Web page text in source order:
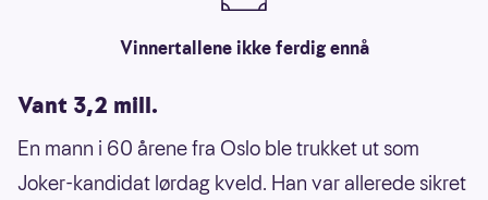
Vinnertallene ikke ferdig ennå
Vant 3,2 mill.
En mann i 60 årene fra Oslo ble trukket ut som
Joker-kandidat lørdag kveld. Han var allerede sikret